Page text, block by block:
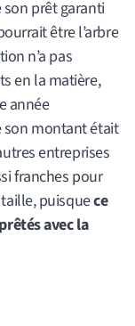
son prêt garanti
être l’arbre
n’a pas
en la matière,
année
son montant était
entreprises
franches pour
taille, puisquece
avec la